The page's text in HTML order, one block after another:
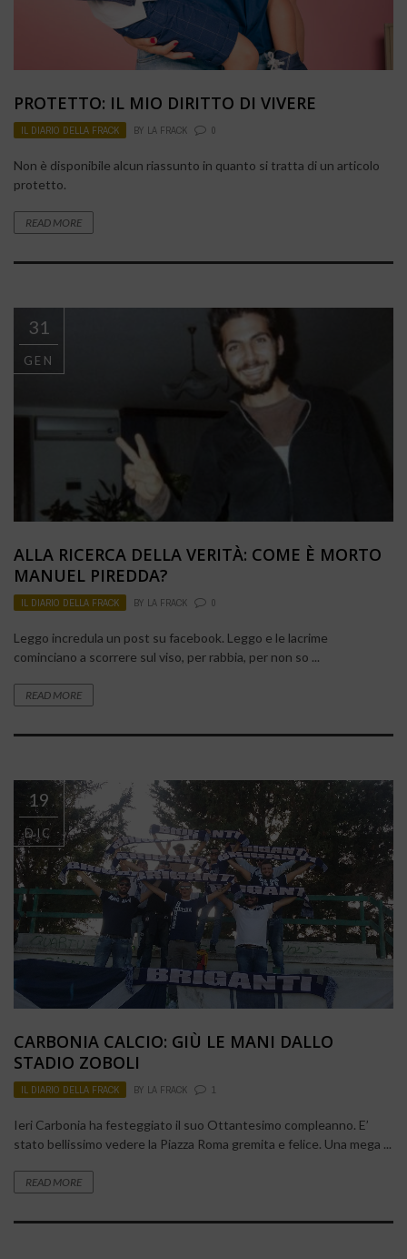
PROTETTO: IL MIO DIRITTO DI VIVERE
IL DIARIO DELLA FRACK BY LA FRACK 0
Non è disponibile alcun riassunto in quanto si tratta di un articolo
protetto.
READ MORE
31
GEN
ALLA RICERCA DELLA VERITÀ: COME È MORTO
MANUEL PIREDDA?
IL DIARIO DELLA FRACK BY LA FRACK 0
Leggo incredula un post su facebook. Leggo e le lacrime
cominciano a scorrere sul viso, per rabbia, per non so ...
READ MORE
19
DIC
CARBONIA CALCIO: GIÙ LE MANI DALLO
STADIO ZOBOLI
IL DIARIO DELLA FRACK BY LA FRACK 1
Ieri Carbonia ha festeggiato il suo Ottantesimo compleanno. E’
stato bellissimo vedere la Piazza Roma gremita e felice. Una mega ...
READ MORE